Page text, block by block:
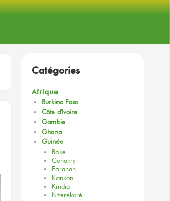
Catégories
Afrique
Burkina Faso
Côte d'Ivoire
Gambie
Ghana
Guinée
Boké
Conakry
Faranah
Kankan
Kindia
Nzérékoré